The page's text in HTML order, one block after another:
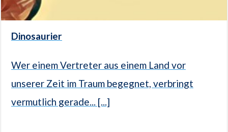
Dinosaurier
Wer einem Vertreter aus einem Land vor
unserer Zeit im Traum begegnet, verbringt
vermutlich gerade... [...]